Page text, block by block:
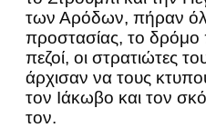
των Αρόδων, πήραν
προστασίας, το δρόμο
πεζοί, οι στρατιώτες
άρχισαν να τους
τον Ιάκωβο και τον
τον.